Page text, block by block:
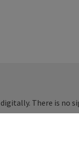
There is no